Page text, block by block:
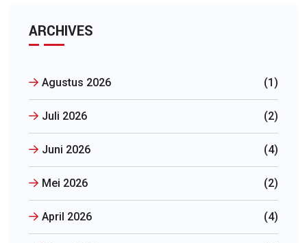
ARCHIVES
Agustus 2026 (1)
Juli 2026 (2)
Juni 2026 (4)
Mei 2026 (2)
April 2026 (4)